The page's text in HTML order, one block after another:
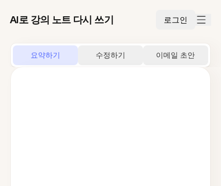
AI로 강의 노트 다시 쓰기 로그인
요약하기 수정하기 이메일 초안